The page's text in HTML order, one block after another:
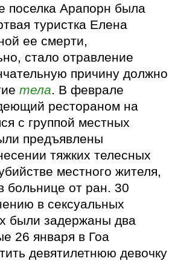
поселка Арапорн была
туристка Елена
ее смерти,
стало отравление
причину должно
тела. В феврале
рестораном на
с группой местных
предъявлены
тяжких телесных
местного жителя,
больнице от ран. 30
в сексуальных
были задержаны два
26 января в Гоа
девятилетнюю девочку